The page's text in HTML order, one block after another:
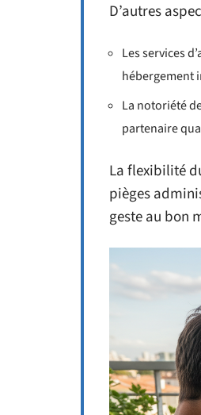
D’autres
Les services
hébergement
La notoriété
partenaire
La flexibilité
pièges
geste au bon